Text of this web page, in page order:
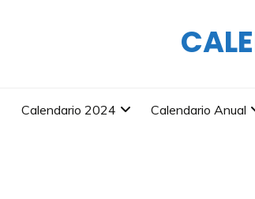
Calendario 2024 Calendario Anual